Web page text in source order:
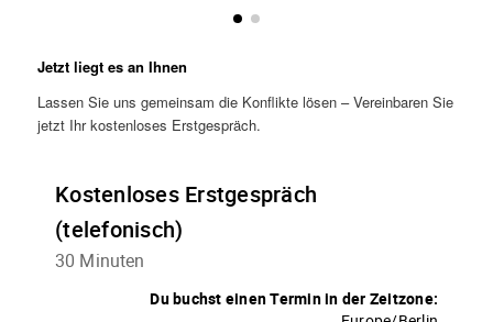
Jetzt liegt es an Ihnen
Lassen Sie uns gemeinsam die Konflikte lösen – Vereinbaren Sie
jetzt Ihr kostenloses Erstgespräch.